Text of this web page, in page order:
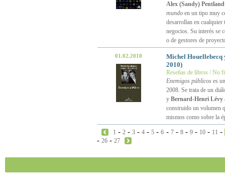
Alex (Sandy) Pentland
mundoen un tipo muy
desarrollan en
negocios. Su interés se
o de gestores de
01.02.2010
Michel
2010)
Reseñas de libros / No
Enemigos públicoses
2008. Se trata de un
y Bernard-Henri Lévy
construido un volumen
mismos como sobre la
1 -2 -3 -4 -5 -6 - 7- 8- 9- 10- 11 -
- 26 - 27